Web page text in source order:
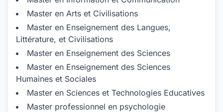
Master en Arts et Civilisations
Master en Enseignement des Langues,
Littérature, et Civilisations
Master en Enseignement des Sciences
Master en Enseignement des Sciences
Humaines et Sociales
Master en Sciences et Technologies Educatives
Master professionnel en psychologie